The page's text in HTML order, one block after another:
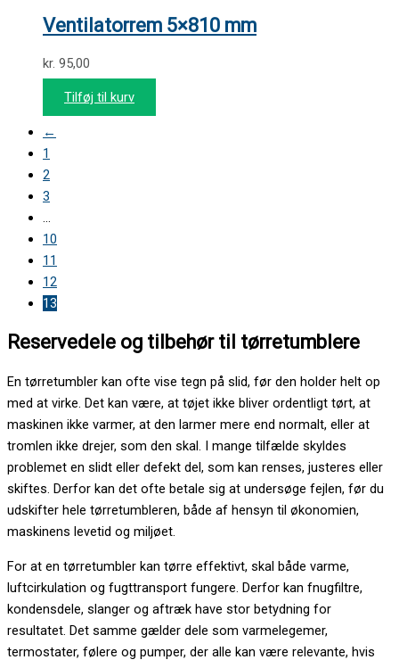
Ventilatorrem 5×810 mm
kr. 95,00
Tilføj til kurv
←
1
2
3
…
10
11
12
13
Reservedele og tilbehør til tørretumblere
En tørretumbler kan ofte vise tegn på slid, før den holder helt op
med at virke. Det kan være, at tøjet ikke bliver ordentligt tørt, at
maskinen ikke varmer, at den larmer mere end normalt, eller at
tromlen ikke drejer, som den skal. I mange tilfælde skyldes
problemet en slidt eller defekt del, som kan renses, justeres eller
skiftes. Derfor kan det ofte betale sig at undersøge fejlen, før du
udskifter hele tørretumbleren, både af hensyn til økonomien,
maskinens levetid og miljøet.
For at en tørretumbler kan tørre effektivt, skal både varme,
luftcirkulation og fugttransport fungere. Derfor kan fnugfiltre,
kondensdele, slanger og aftræk have stor betydning for
resultatet. Det samme gælder dele som varmelegemer,
termostater, følere og pumper, der alle kan være relevante, hvis